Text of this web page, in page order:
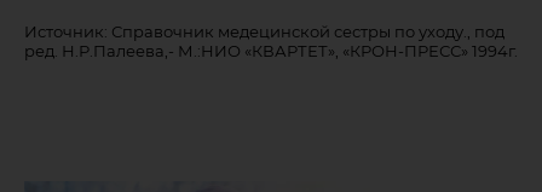
Источник: Справочник медецинской сестры по уходу., под
ред. Н.Р.Палеева,- М.:НИО «КВАРТЕТ», «КРОН-ПРЕСС» 1994г.